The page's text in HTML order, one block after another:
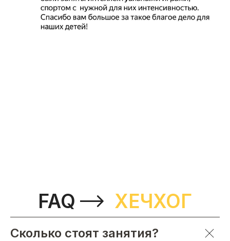
FAQ ХЕЧХОГ
Сколько стоят занятия?